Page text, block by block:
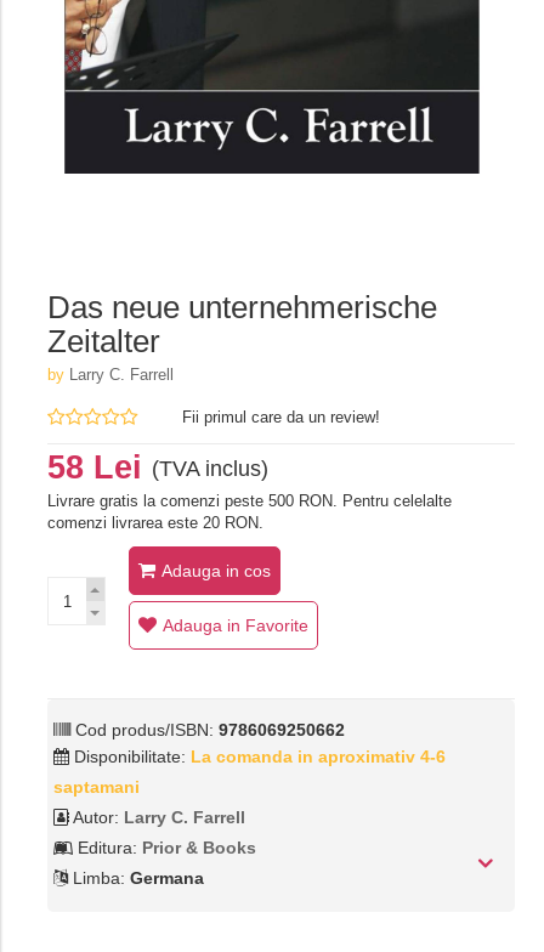
Das neue unternehmerische
Zeitalter
by Larry C. Farrell
Fii primul care da un review!
58 Lei (TVA inclus)
Livrare gratis la comenzi peste 500 RON. Pentru celelalte
comenzi livrarea este 20 RON.
Adauga in cos
Adauga in Favorite
Cod produs/ISBN: 9786069250662
Disponibilitate: La comanda in aproximativ 4-6
saptamani
Autor: Larry C. Farrell
Editura: Prior & Books
Limba: Germana